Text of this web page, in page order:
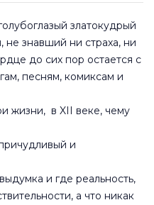
златокудрый
не знавший ни страха, ни
до сих пор остается с
песням, комиксам и
жизни, в XII веке, чему
и
и где реальность,
а что никак